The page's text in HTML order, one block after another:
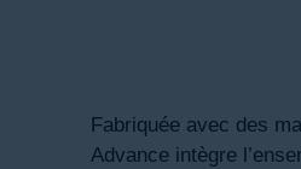
Fabriquée avec des
Advance intègre